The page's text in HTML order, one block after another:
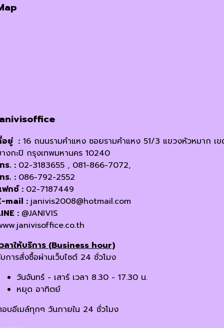
อยู่ : 16 ถนนรามคำแหง ซอยรามคำแหง 51/3 แขวงหัวหมาก เ
งกะปิ กรุงเทพมหานคร 10240
ร. : 02-3183655 , 081-866-7072,
ร. : 086-792-2552
กซ์ : 02-7187449
mail : janivis2008@hotmail.com
: @JANIVIS
ลาให้บริการ (Business hour)
การสั่งซื้อผ่านเว็บไซต์ 24 ชั่วโมง
วันจันทร์ - เสาร์ เวลา 8.30 - 17.30 น.
หยุด อาทิตย์
บอีเมล์ทุกๆ วันภายใน 24 ชั่วโมง